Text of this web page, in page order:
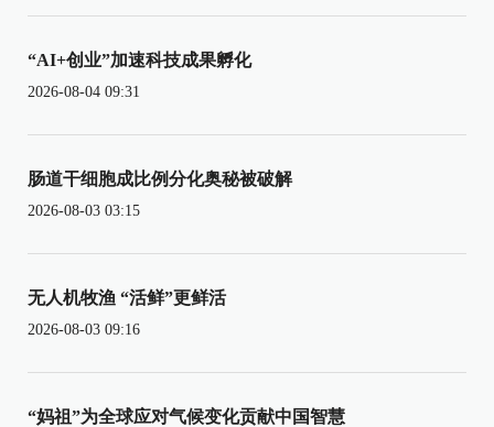
“AI+创业”加速科技成果孵化
2026-08-04 09:31
肠道干细胞成比例分化奥秘被破解
2026-08-03 03:15
无人机牧渔 “活鲜”更鲜活
2026-08-03 09:16
“妈祖”为全球应对气候变化贡献中国智慧